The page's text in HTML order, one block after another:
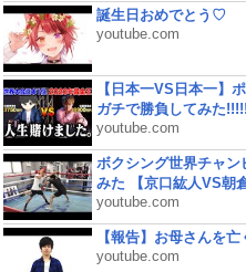
誕生日おめでとう♡
youtube.com
【日本一VS日本一】
ガチで勝負してみた
youtube.com
ボクシング世界チャン
みた 【京口紘人VS朝
youtube.com
【報告】お母さんを亡
youtube.com